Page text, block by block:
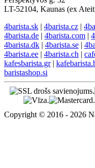
LT-52104, Kaunas (ex
4barista.sk | 4barista.cz |
4barista.de | 4barista.com |
4barista.dk | 4barista.se |
4barista.ee | 4barista.ch |
kafesbarista.gr|
baristashop.si
Copyright © 2016 - 2026